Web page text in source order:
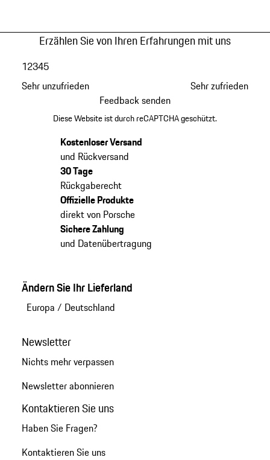
Erzählen Sie von Ihren Erfahrungen mit uns
Sehr unzufrieden
12345
Sehr zufrieden
Feedback senden
Diese Website ist durch reCAPTCHA geschützt.
Kostenloser Versand
und Rückversand
30 Tage
Rückgaberecht
Offizielle Produkte
direkt von Porsche
Sichere Zahlung
und Datenübertragung
Ändern Sie Ihr Lieferland
Europa / Deutschland
Newsletter
Nichts mehr verpassen
Newsletter abonnieren
Kontaktieren Sie uns
Haben Sie Fragen?
Kontaktieren Sie uns